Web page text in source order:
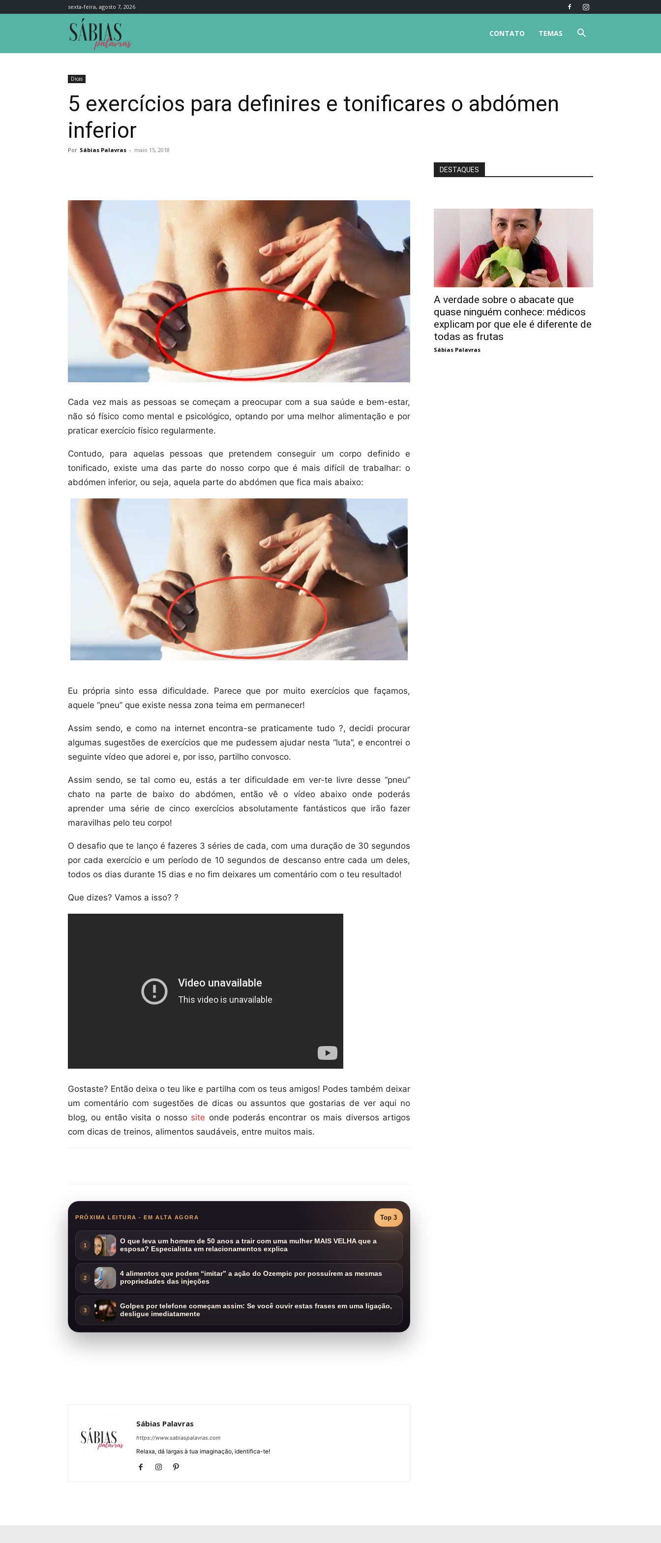
sexta-feira, agosto 7, 2026
TEMAS
CONTATO
Dicas
5 exercícios para definires e tonificares o abdómen
inferior
Por Sábias Palavras - maio 15, 2018
Cada vez mais as pessoas se começam a preocupar com a sua saúde e bem-estar,
não só físico como mental e psicológico, optando por uma melhor alimentação e por
praticar exercício físico regularmente.
Contudo, para aquelas pessoas que pretendem conseguir um corpo definido e
tonificado, existe uma das parte do nosso corpo que é mais difícil de trabalhar: o
abdómen inferior, ou seja, aquela parte do abdómen que fica mais abaixo:
Eu própria sinto essa dificuldade. Parece que por muito exercícios que façamos,
aquele “pneu” que existe nessa zona teima em permanecer!
Assim sendo, e como na internet encontra-se praticamente tudo ?, decidi procurar
algumas sugestões de exercícios que me pudessem ajudar nesta “luta”, e encontrei o
seguinte vídeo que adorei e, por isso, partilho convosco.
Assim sendo, se tal como eu, estás a ter dificuldade em ver-te livre desse “pneu”
chato na parte de baixo do abdómen, então vê o vídeo abaixo onde poderás
aprender uma série de cinco exercícios absolutamente fantásticos que irão fazer
maravilhas pelo teu corpo!
O desafio que te lanço é fazeres 3 séries de cada, com uma duração de 30 segundos
por cada exercício e um período de 10 segundos de descanso entre cada um deles,
todos os dias durante 15 dias e no fim deixares um comentário com o teu resultado!
Que dizes? Vamos a isso? ?
Gostaste? Então deixa o teu like e partilha com os teus amigos! Podes também deixar
um comentário com sugestões de dicas ou assuntos que gostarias de ver aqui no
blog, ou então visita o nosso site onde poderás encontrar os mais diversos artigos
com dicas de treinos, alimentos saudáveis, entre muitos mais.
PRÓXIMA LEITURA - EM ALTA AGORA Top 3
1
O que leva um homem de 50 anos a trair com uma mulher MAIS VELHA que a
esposa? Especialista em relacionamentos explica
2
4 alimentos que podem “imitar” a ação do Ozempic por possuírem as mesmas
propriedades das injeções
3
Golpes por telefone começam assim: Se você ouvir estas frases em uma ligação,
desligue imediatamente
Sábias Palavras
https://www.sabiaspalavras.com
Relaxa, dá largas à tua imaginação, identifica-te!
DESTAQUES
A verdade sobre o abacate que
quase ninguém conhece: médicos
explicam por que ele é diferente de
todas as frutas
Sábias Palavras